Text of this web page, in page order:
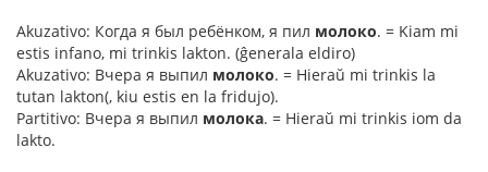
Akuzativo: Когда я был ребёнком, я пил молоко. = Kiam mi
estis infano, mi trinkis lakton. (ĝenerala eldiro)
Akuzativo: Вчера я выпил молоко. = Hieraŭ mi trinkis la
tutan lakton(, kiu estis en la fridujo).
Partitivo: Вчера я выпил молока. = Hieraŭ mi trinkis iom da
lakto.